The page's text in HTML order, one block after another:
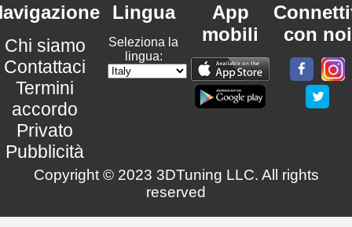
Chi siamo
Contattaci
Termini
accordo
Privato
Pubblicità
Lingua
Seleziona la
lingua:
App
mobili
con noi
Copyright © 2023 3DTuning LLC. All rights
reserved